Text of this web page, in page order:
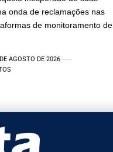
onda de reclamações nas
de monitoramento de
AGOSTO DE 2026